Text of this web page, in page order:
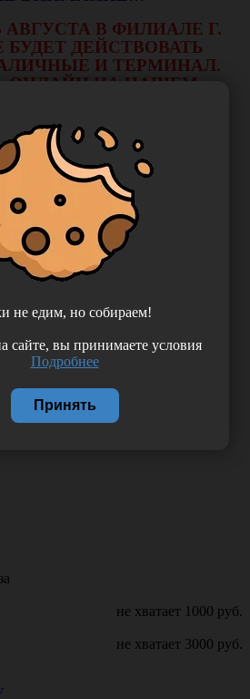
АВГУСТА В ФИЛИАЛЕ Г.
ДЕЙСТВОВАТЬ
И ТЕРМИНАЛ.
ОНЛАЙН НА НАШЕМ
РАСЧЕТНЫЙ СЧЕТ.
Гинеколога!
и тепло!
и множество счастливых
шприцев
не хватает 1000 руб.
не хватает 3000 руб.
не едим, но собираем!
сайте, вы принимаете условия
Подробнее
Принять